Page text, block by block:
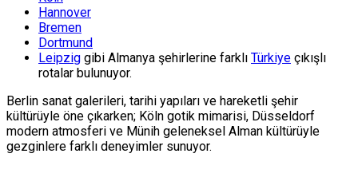
Hannover
Bremen
Dortmund
Leipzig gibi Almanya şehirlerine farklı Türkiye çıkışlı
rotalar bulunuyor.
Berlin sanat galerileri, tarihi yapıları ve hareketli şehir
kültürüyle öne çıkarken; Köln gotik mimarisi, Düsseldorf
modern atmosferi ve Münih geleneksel Alman kültürüyle
gezginlere farklı deneyimler sunuyor.